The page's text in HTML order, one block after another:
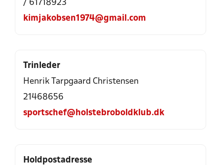
/ 61718923
kimjakobsen1974@gmail.com
Trinleder
Henrik Tarpgaard Christensen
21468656
sportschef@holstebroboldklub.dk
Holdpostadresse